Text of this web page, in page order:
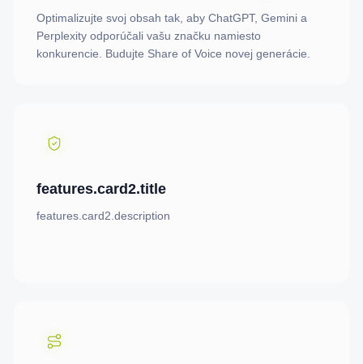
Optimalizujte svoj obsah tak, aby ChatGPT, Gemini a
Perplexity odporúčali vašu značku namiesto
konkurencie. Budujte Share of Voice novej generácie.
features.card2.title
features.card2.description